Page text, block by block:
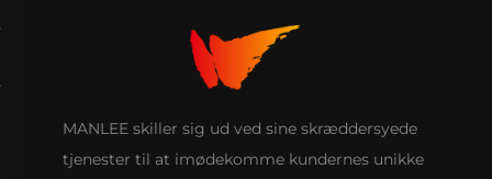
MANLEE skiller sig ud ved sine skræddersyede
tjenester til at imødekomme kundernes unikke